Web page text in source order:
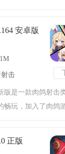
的那些人物，感兴
安卓版
射击
版是一款肉鸽射击
畅玩，加入了肉鸽
来挖掘，是您掌上
正版